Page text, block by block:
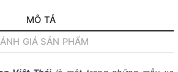
MÔ TẢ
GIÁ SẢN PHẨM